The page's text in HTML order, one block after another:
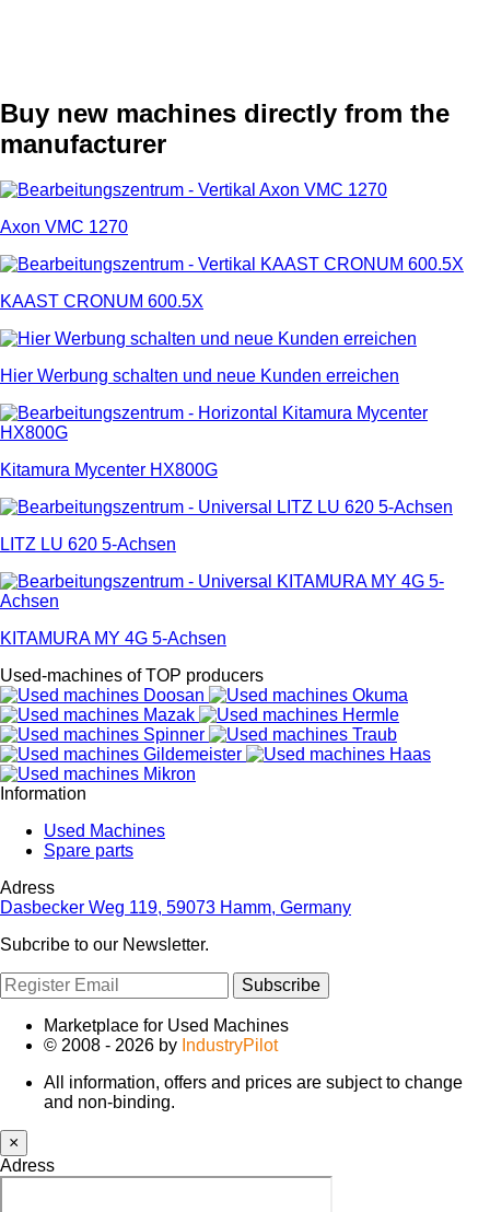
Buy new machines directly from the
manufacturer
Axon VMC 1270
KAAST CRONUM 600.5X
Hier Werbung schalten und neue Kunden erreichen
Kitamura Mycenter HX800G
LITZ LU 620 5-Achsen
KITAMURA MY 4G 5-Achsen
Used-machines of TOP producers
Information
Used Machines
Spare parts
Adress
Dasbecker Weg 119, 59073 Hamm, Germany
Subcribe to our Newsletter.
Subscribe
Marketplace for Used Machines
© 2008 - 2026 by IndustryPilot
All information, offers and prices are subject to change
and non-binding.
×
Adress